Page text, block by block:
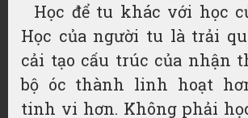
Học để tu khác với học
Học của người tu là trải
cải tạo cấu trúc của nhận
bộ óc thành linh hoạt
tinh vi hơn. Không phải